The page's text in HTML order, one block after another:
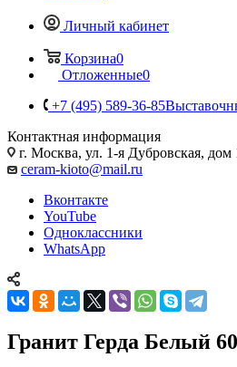
Личный кабинет
Корзина0
Отложенные0
+7 (495) 589-36-85
Контактная информация
г. Москва, ул. 1-я Дубровская,
ceram-kioto@mail.ru
Вконтакте
YouTube
Одноклассники
WhatsApp
Гранит Герда Белый